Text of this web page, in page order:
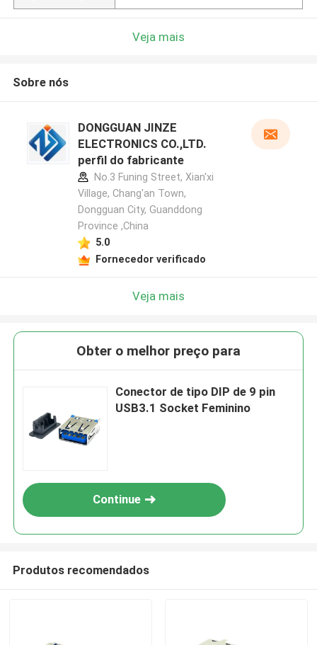
Veja mais
Sobre nós
DONGGUAN JINZE
ELECTRONICS CO.,LTD.
perfil do fabricante
No.3 Funing Street, Xian'xi
Village, Chang'an Town,
Dongguan City, Guanddong
Province ,China
5.0
Fornecedor verificado
Veja mais
Obter o melhor preço para
Conector de tipo DIP de 9 pin
USB3.1 Socket Feminino
Continue
Produtos recomendados